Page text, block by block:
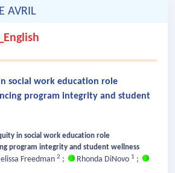
AVRIL
social work education role
program integrity and student
in social work education role
program integrity and student wellness
Freedman 2 ; Rhonda DiNovo 1 ;